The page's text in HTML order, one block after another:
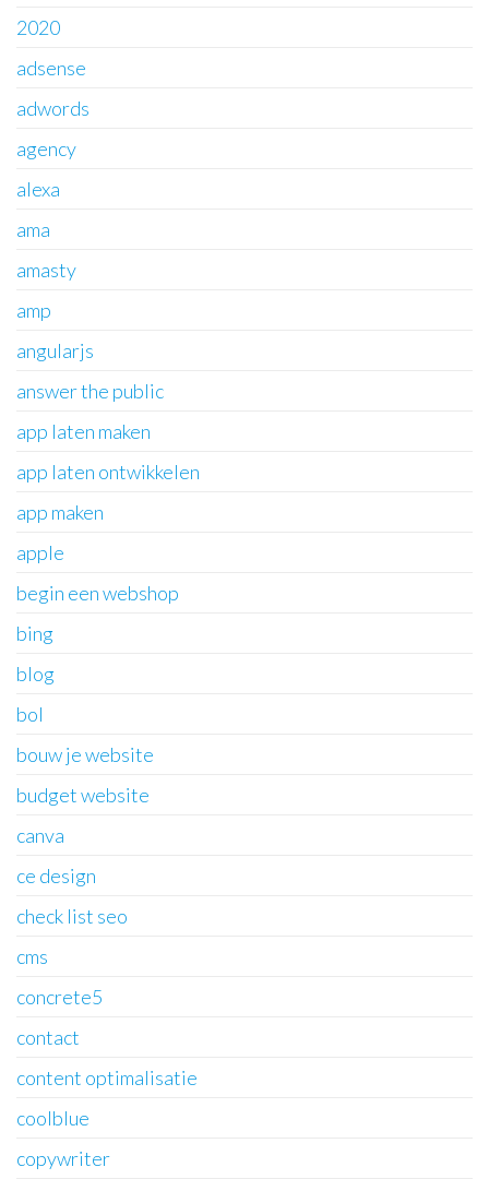
2020
adsense
adwords
agency
alexa
ama
amasty
amp
angularjs
answer the public
app laten maken
app laten ontwikkelen
app maken
apple
begin een webshop
bing
blog
bol
bouw je website
budget website
canva
ce design
check list seo
cms
concrete5
contact
content optimalisatie
coolblue
copywriter